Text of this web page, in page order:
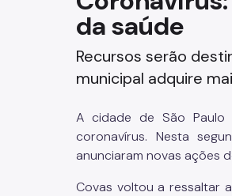
Fazenda
Rua e
da saúde
Recursos serão
municipal adquire
A cidade de São Paulo
coronavírus. Nesta
anunciaram novas ações
Covas voltou a ressaltar